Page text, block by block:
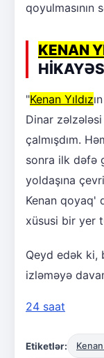
qoyulmasının
KENAN
"Kenan Yıldız
Dinar
çalmışdım.
sonra ilk dəfə
yoldaşına
Kenan qoyaq'
xüsusi bir yer
Qeyd edək ki,
izləməyə
24 saat
Etiketlər: Kenan